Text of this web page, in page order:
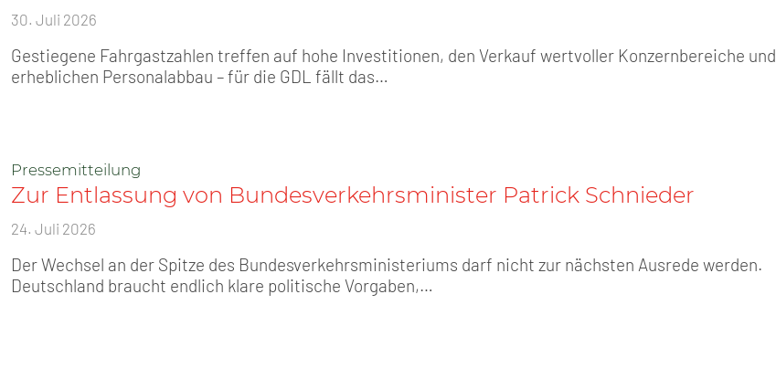
30. Juli 2026
Gestiegene Fahrgastzahlen treffen auf hohe Investitionen, den Verkauf wertvoller Konzernbereiche und
erheblichen Personalabbau – für die GDL fällt das…
Pressemitteilung
Zur Entlassung von Bundesverkehrsminister Patrick Schnieder
24. Juli 2026
Der Wechsel an der Spitze des Bundesverkehrsministeriums darf nicht zur nächsten Ausrede werden.
Deutschland braucht endlich klare politische Vorgaben,…